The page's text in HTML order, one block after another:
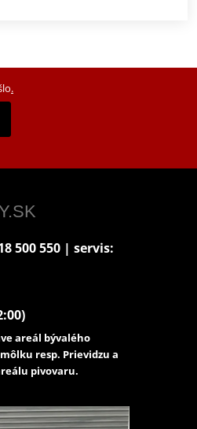
.
500 550 | servis:
areál bývalého
resp. Prievidzu a
pivovaru.